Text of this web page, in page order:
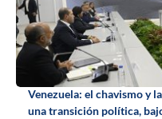
Venezuela: el chavismo y
una transición política,